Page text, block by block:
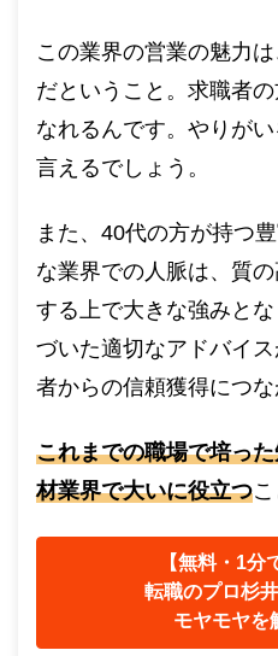
この業界の営業の魅力
だということ。求職者
なれるんです。やりが
言えるでしょう。
また、40代の方が持つ
な業界での人脈は、質
する上で大きな強みと
づいた適切なアドバイ
者からの信頼獲得につな
これまでの職場で培っ
材業界で大いに役立つ
【無料・1分
転職のプロ杉
モヤモヤ